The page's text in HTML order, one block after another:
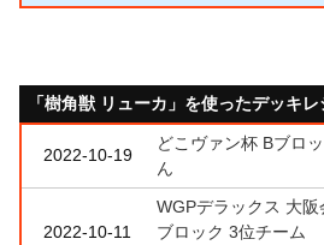
「樹角獣 リューカ」を使ったデッキレ
2022-10-19
どこヴァン杯 Bブロ
ん
2022-10-11
WGPデラックス 大
ブロック 3位チーム